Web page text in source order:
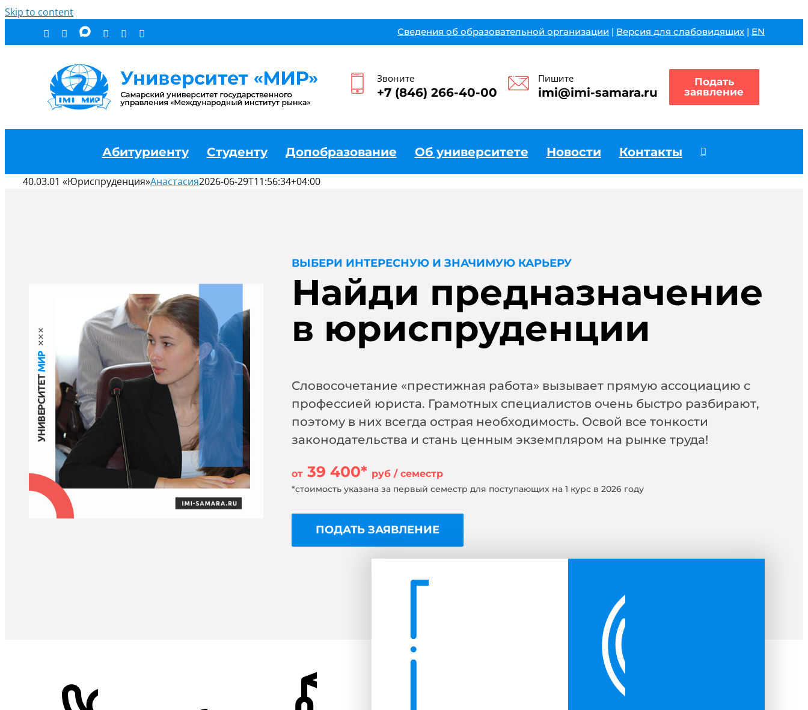
Skip to content
Сведения об образовательной организации | Версия для слабовидящих | EN
Звоните
+7 (846) 266-40-00
Пишите
imi@imi-samara.ru
Подать
заявление
Абитуриенту Студенту Допобразование Об университете Новости Контакты
40.03.01 «Юриспруденция»Анастасия2026-06-29T11:56:34+04:00
ВЫБЕРИ ИНТЕРЕСНУЮ И ЗНАЧИМУЮ КАРЬЕРУ
Найди предназначение
в юриспруденции
Словосочетание «престижная работа» вызывает прямую ассоциацию с
профессией юриста. Грамотных специалистов очень быстро разбирают,
поэтому в них всегда острая необходимость. Освой все тонкости
законодательства и стань ценным экземпляром на рынке труда!
от 39 400* руб / семестр
*стоимость указана за первый семестр для поступающих на 1 курс в 2026 году
ПОДАТЬ ЗАЯВЛЕНИЕ